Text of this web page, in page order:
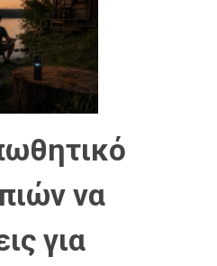
να
για